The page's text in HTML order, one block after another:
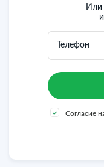
Или
Телефон
Согласие